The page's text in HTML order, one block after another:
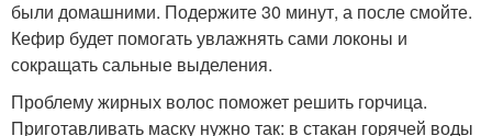
были домашними. Подержите 30 минут, а после смойте.
Кефир будет помогать увлажнять сами локоны и
сокращать сальные выделения.
Проблему жирных волос поможет решить горчица.
Приготавливать маску нужно так: в стакан горячей воды